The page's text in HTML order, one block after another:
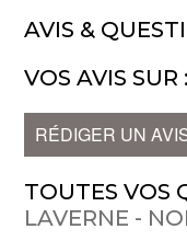
AVIS &
VOS AVIS SUR :
RÉDIGER UN
TOUTES VOS
LAVERNE -